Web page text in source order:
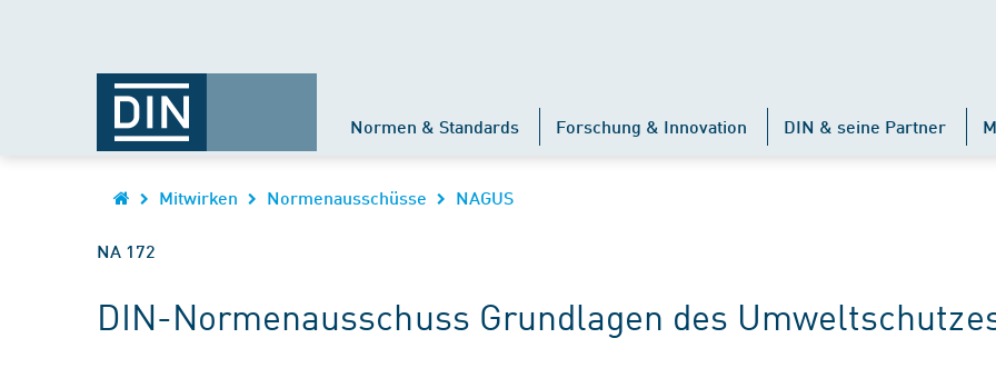
Normen & Standards Forschung & Innovation DIN & seine Partner
Mitwirken Normenausschüsse NAGUS
NA 172
DIN-Normenausschuss Grundlagen des